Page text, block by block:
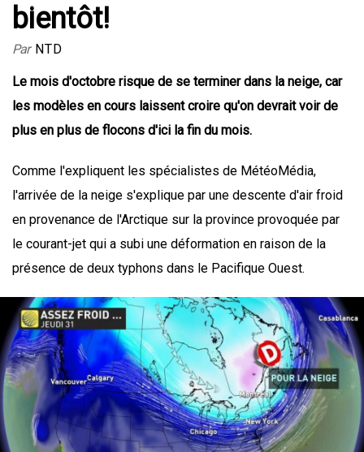
bientôt!
Par NTD
Le mois d'octobre risque de se terminer dans la neige, car
les modèles en cours laissent croire qu'on devrait voir de
plus en plus de flocons d'ici la fin du mois.
Comme l'expliquent les spécialistes de MétéoMédia,
l'arrivée de la neige s'explique par une descente d'air froid
en provenance de l'Arctique sur la province provoquée par
le courant-jet qui a subi une déformation en raison de la
présence de deux typhons dans le Pacifique Ouest.